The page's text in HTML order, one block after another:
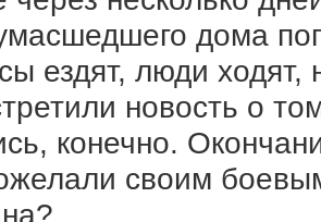
дома
ездят, люди ходят,
новость о
конечно.
своим